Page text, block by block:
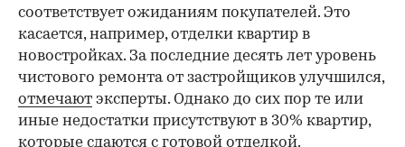
соответствует ожиданиям покупателей. Это
касается, например, отделки квартир в
новостройках. За последние десять лет уровень
чистового ремонта от застройщиков улучшился,
отмечают эксперты. Однако до сих пор те или
иные недостатки присутствуют в 30% квартир,
которые сдаются с готовой отделкой.